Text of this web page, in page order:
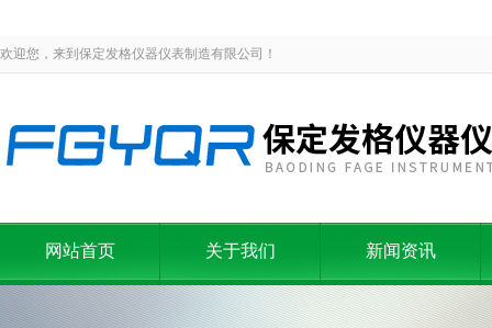
欢迎您，来到保定发格仪器仪表制造有限公司！
网站首页 关于我们 新闻资讯